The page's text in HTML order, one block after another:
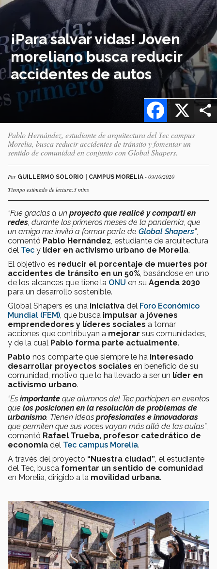
¡Para salvar vidas! Joven
moreliano busca reducir
accidentes de autos
X
Facebook
Pablo Hernández, estudiante de arquitectura del Tec campus
Morelia, busca reducir accidentes de tránsito y fomentar un
sentido de comunidad en conjunto con Global Shapers.
Por GUILLERMO SOLORIO | CAMPUS MORELIA - 09/10/2020
Tiempo estimado de lectura:3 mins
“Fue gracias a un proyecto que realicé y compartí en
redes , durante los primeros meses de la pandemia, que
un amigo me invitó a formar parte de Global Shapers”,
comentó Pablo Hernández , estudiante de arquitectura
del Tec y líder en activismo urbano de Morelia.
El objetivo es reducir el porcentaje de muertes por
accidentes de tránsito en un 50% , basándose en uno
de los alcances que tiene la ONU en su Agenda 2030
para un desarrollo sostenible.
Global Shapers es una iniciativa del Foro Económico
Mundial (FEM) , que busca impulsar a jóvenes
emprendedores y líderes sociales a tomar
acciones que contribuyan a mejorar sus comunidades,
y de la cual Pablo forma parte actualmente.
Pablo nos comparte que siempre le ha interesado
desarrollar proyectos sociales en beneficio de su
comunidad, motivo que lo ha llevado a ser un líder en
activismo urbano.
“Es importante que alumnos del Tec participen en eventos
que los posicionen en la resolución de problemas de
urbanismo. Tienen ideas profesionales e innovadoras
que permiten que sus voces vayan más allá de las aulas”,
comentó Rafael Trueba, profesor catedrático de
economía del Tec campus Morelia.
A través del proyecto “Nuestra ciudad” , el estudiante
del Tec, busca fomentar un sentido de comunidad
en Morelia, dirigido a la movilidad urbana.